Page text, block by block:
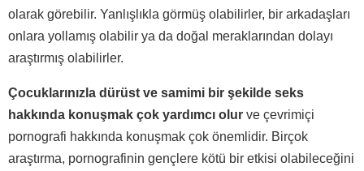
olarak görebilir. Yanlışlıkla görmüş olabilirler, bir arkadaşları
onlara yollamış olabilir ya da doğal meraklarından dolayı
araştırmış olabilirler.
Çocuklarınızla dürüst ve samimi bir şekilde seks
hakkında konuşmak çok yardımcı olur ve çevrimiçi
pornografi hakkında konuşmak çok önemlidir. Birçok
araştırma, pornografinin gençlere kötü bir etkisi olabileceğini